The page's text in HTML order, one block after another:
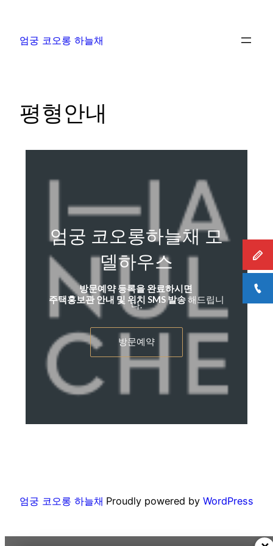
엄궁 코오롱 하늘채
평형안내
엄궁 코오롱하늘채 모
델하우스
방문예약 등록을 완료하시면
주택홍보관 안내 및 위치 SMS 발송해드립니
다.
방문예약
엄궁 코오롱 하늘채 Proudly powered by WordPress